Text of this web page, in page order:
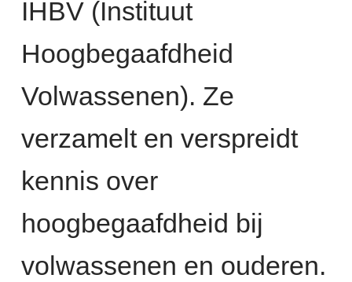
IHBV (Instituut
Hoogbegaafdheid
Volwassenen). Ze
verzamelt en verspreidt
kennis over
hoogbegaafdheid bij
volwassenen en ouderen.